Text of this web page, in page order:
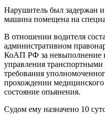
Нарушитель был задержан
машина помещена на
В отношении водителя
административном
КоАП РФ за невыполнение
управления транспортными
требования
прохождении медицинского
состояние опьянения.
Судом ему назначено 10